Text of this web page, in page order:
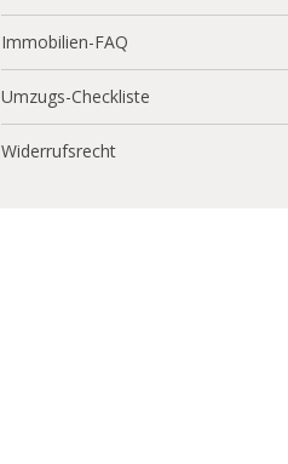
Immobilien-FAQ
Umzugs-Checkliste
Widerrufsrecht